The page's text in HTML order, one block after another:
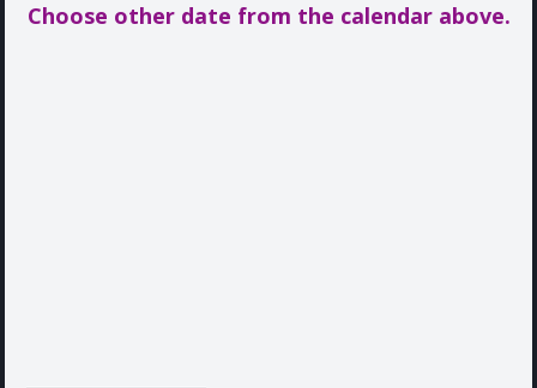
Choose other date from the calendar above.